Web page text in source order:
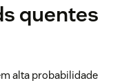
quentes
alta probabilidade